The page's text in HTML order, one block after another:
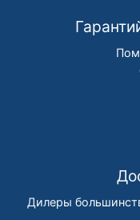
Дилеры